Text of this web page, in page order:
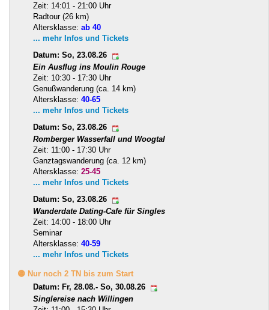
Zeit: 14:01 - 21:00 Uhr
Radtour (26 km)
Altersklasse: ab 40
... mehr Infos und Tickets
Datum: So, 23.08.26
Ein Ausflug ins Moulin Rouge
Zeit: 10:30 - 17:30 Uhr
Genußwanderung (ca. 14 km)
Altersklasse: 40-65
... mehr Infos und Tickets
Datum: So, 23.08.26
Romberger Wasserfall und Woogtal
Zeit: 11:00 - 17:30 Uhr
Ganztagswanderung (ca. 12 km)
Altersklasse: 25-45
... mehr Infos und Tickets
Datum: So, 23.08.26
Wanderdate Dating-Cafe für Singles
Zeit: 14:00 - 18:00 Uhr
Seminar
Altersklasse: 40-59
... mehr Infos und Tickets
🟡 Nur noch 2 TN bis zum Start
Datum: Fr, 28.08.- So, 30.08.26
Singlereise nach Willingen